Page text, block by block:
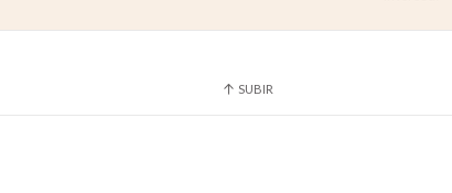
SUBIR